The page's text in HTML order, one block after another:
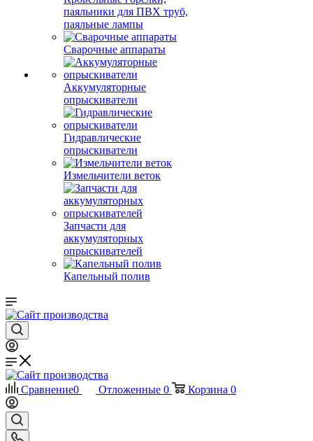
паяльники для ПВХ труб,
паяльные лампы
Сварочные аппараты
Аккумуляторные
опрыскиватели
Гидравлические
опрыскиватели
Измельчители веток
Запчасти для
аккумуляторных
опрыскивателей
Капельный полив
Сравнение0 Отложенные 0 Корзина 0